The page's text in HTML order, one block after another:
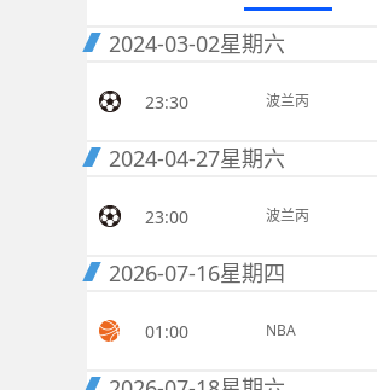
2024-03-02星期六
23:30 波兰丙
2024-04-27星期六
23:00 波兰丙
2026-07-16星期四
01:00 NBA